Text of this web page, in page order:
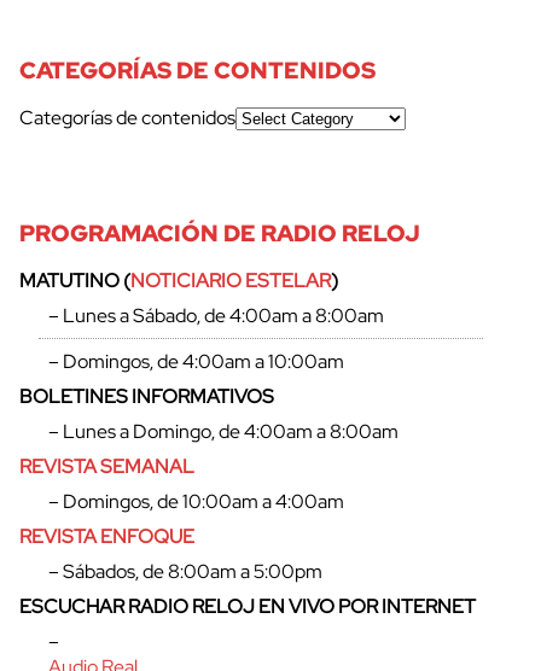
CATEGORÍAS DE CONTENIDOS
Categorías de contenidos
PROGRAMACIÓN DE RADIO RELOJ
MATUTINO (NOTICIARIO ESTELAR)
– Lunes a Sábado, de 4:00am a 8:00am
– Domingos, de 4:00am a 10:00am
BOLETINES INFORMATIVOS
– Lunes a Domingo, de 4:00am a 8:00am
REVISTA SEMANAL
– Domingos, de 10:00am a 4:00am
REVISTA ENFOQUE
– Sábados, de 8:00am a 5:00pm
ESCUCHAR RADIO RELOJ EN VIVO POR INTERNET
–